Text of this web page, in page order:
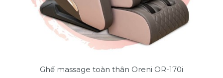
Ghế massage toàn thân Oreni OR-170i